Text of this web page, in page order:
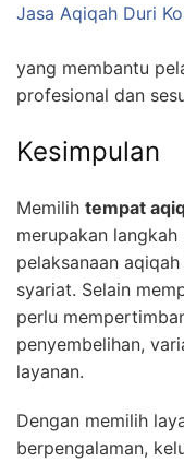
Jasa Aqiqah Duri
yang membantu
profesional dan
Kesimpulan
Memilih tempat
merupakan
pelaksanaan
syariat. Selain
perlu
penyembelihan,
layanan.
Dengan memilih
berpengalaman,